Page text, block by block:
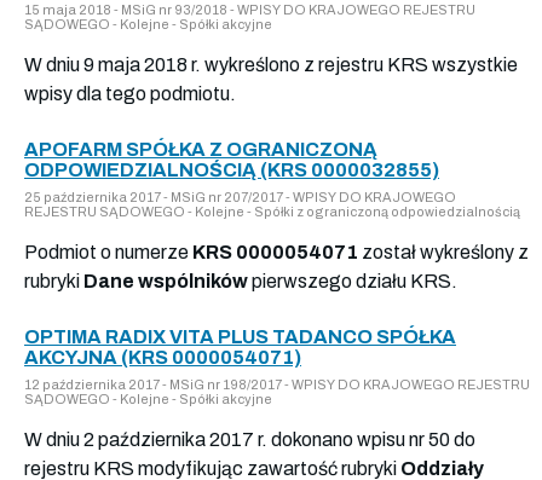
15 maja 2018 - MSiG nr 93/2018 - WPISY DO KRAJOWEGO REJESTRU
SĄDOWEGO - Kolejne - Spółki akcyjne
W dniu 9 maja 2018 r. wykreślono z rejestru KRS wszystkie
wpisy dla tego podmiotu.
APOFARM SPÓŁKA Z OGRANICZONĄ
ODPOWIEDZIALNOŚCIĄ (KRS 0000032855)
25 października 2017 - MSiG nr 207/2017 - WPISY DO KRAJOWEGO
REJESTRU SĄDOWEGO - Kolejne - Spółki z ograniczoną odpowiedzialnością
Podmiot o numerze KRS 0000054071 został wykreślony z
rubryki Dane wspólnikówpierwszego działu KRS.
OPTIMA RADIX VITA PLUS TADANCO SPÓŁKA
AKCYJNA (KRS 0000054071)
12 października 2017 - MSiG nr 198/2017 - WPISY DO KRAJOWEGO REJESTRU
SĄDOWEGO - Kolejne - Spółki akcyjne
W dniu 2 października 2017 r. dokonano wpisu nr 50 do
rejestru KRS modyfikując zawartość rubryki Oddziały